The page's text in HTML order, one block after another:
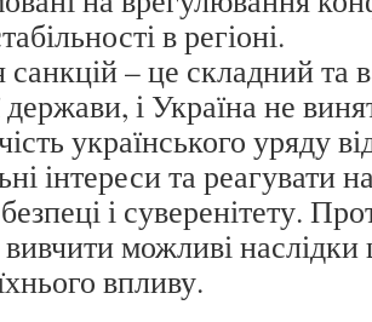
в регіоні.
санкцій – це складний та
держави, і Україна не
українського уряду
інтереси та реагувати
безпеці і суверенітету.
можливі наслідки
впливу.